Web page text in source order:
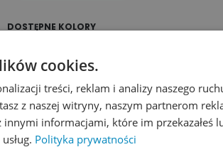
DOSTĘPNE KOLORY
Dodaj do koszyka
cookies.
treści, reklam i analizy naszego
z naszej witryny, naszym partnerom
innymi informacjami, które im przekazałeś
Polityka prywatności